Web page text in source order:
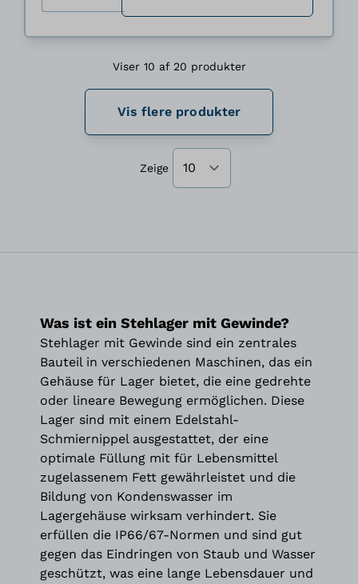
Viser 10 af 20 produkter
Vis flere produkter
Zeige
Was ist ein Stehlager mit Gewinde?
Stehlager mit Gewinde sind ein zentrales
Bauteil in verschiedenen Maschinen, das ein
Gehäuse für Lager bietet, die eine gedrehte
oder lineare Bewegung ermöglichen. Diese
Lager sind mit einem Edelstahl-
Schmiernippel ausgestattet, der eine
optimale Füllung mit für Lebensmittel
zugelassenem Fett gewährleistet und die
Bildung von Kondenswasser im
Lagergehäuse wirksam verhindert. Sie
erfüllen die IP66/67-Normen und sind gut
gegen das Eindringen von Staub und Wasser
geschützt, was eine lange Lebensdauer und